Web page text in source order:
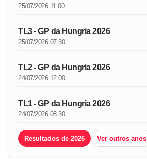
25/07/2026 11:00
TL3 - GP da Hungria 2026
25/07/2026 07:30
TL2 - GP da Hungria 2026
24/07/2026 12:00
TL1 - GP da Hungria 2026
24/07/2026 08:30
Resultados de 2026 Ver outros anos